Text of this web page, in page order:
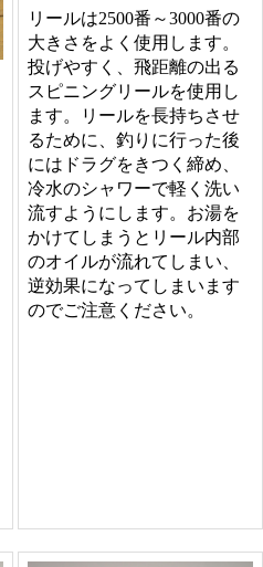
リールは2500番～3000番の
大きさをよく使用します。
投げやすく、飛距離の出る
スピニングリールを使用し
ます。リールを長持ちさせ
るために、釣りに行った後
にはドラグをきつく締め、
冷水のシャワーで軽く洗い
流すようにします。お湯を
かけてしまうとリール内部
のオイルが流れてしまい、
逆効果になってしまいます
のでご注意ください。